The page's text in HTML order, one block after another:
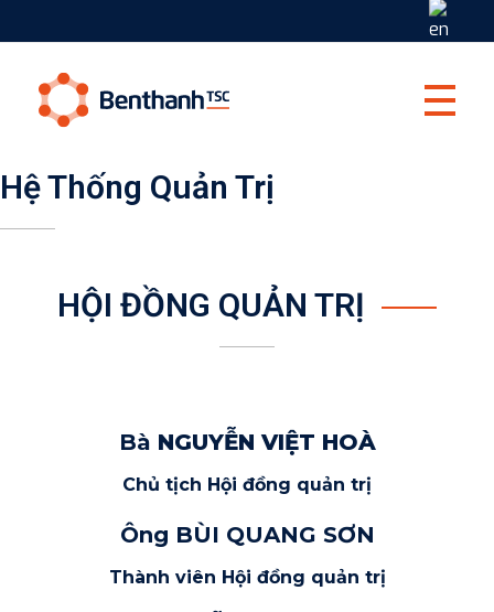
Ben Thanh TSC
Hệ Thống Quản Trị
HỘI ĐỒNG QUẢN TRỊ
Bà NGUYỄN VIỆT HOÀ
Chủ tịch Hội đồng quản trị
Ông BÙI QUANG SƠN
Thành viên Hội đồng quản trị